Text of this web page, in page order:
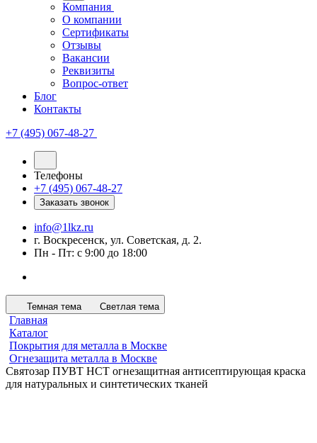
Компания
О компании
Сертификаты
Отзывы
Вакансии
Реквизиты
Вопрос-ответ
Блог
Контакты
+7 (495) 067-48-27
Телефоны
+7 (495) 067-48-27
Заказать звонок
info@1lkz.ru
г. Воскресенск, ул. Советская, д. 2.
Пн - Пт: с 9:00 до 18:00
Темная тема Светлая тема
Главная
Каталог
Покрытия для металла в Москве
Огнезащита металла в Москве
Святозар ПУВТ НСТ огнезащитная антисептирующая краска
для натуральных и синтетических тканей